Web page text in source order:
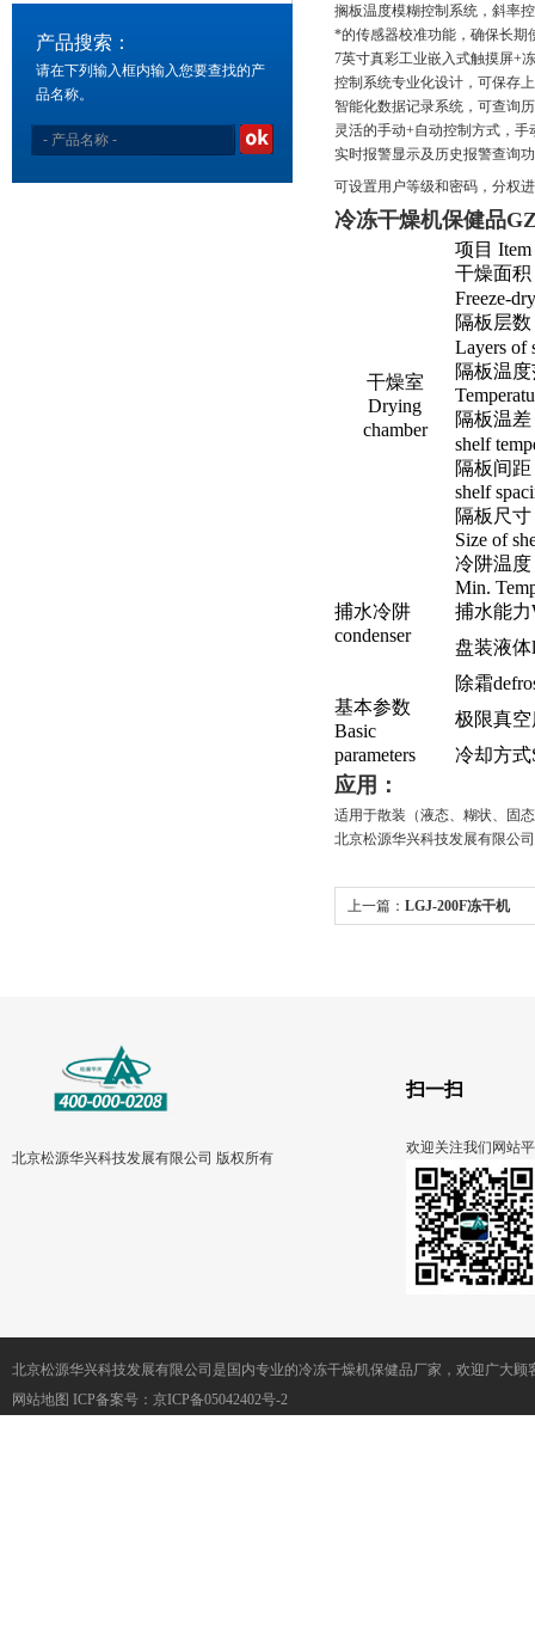
产品搜索：
请在下列输入框内输入您要查找的产
品名称。
搁板温度模糊控制系统，斜率
*的传感器校准功能，确保长期
7英寸真彩工业嵌入式触摸屏+
控制系统专业化设计，可保存
智能化数据记录系统，可查询
灵活的手动+自动控制方式，
实时报警显示及历史报警查询
可设置用户等级和密码，分
冷冻干燥机保健品
项目 Item
干燥室
Drying
chamber
干燥面积
Freeze-
隔板层数
Layers of
隔板温
隔板温差
shelf
隔板间距
shelfspac
隔板尺寸
Size of
捕水冷阱
condenser
冷阱温度
Min.
捕水能力
盘装液体
除霜
基本参数
Basic
parameters
极限真空
冷却方式
应用：
适用于散装（液态、糊状、固
北京松源华兴科技发展有限公
上一篇： LGJ-200F冻干机
北京松源华兴科技发展有限公司 版权所有
扫一扫
欢迎关注我们网站
北京松源华兴科技发展有限公司是国内专业的冷冻干燥机保健品厂家，欢迎广大顾
网站地图 ICP备案号： 京ICP备05042402号-2